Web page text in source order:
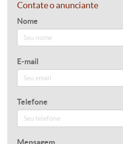
Contate o anunciante
Nome
E-mail
Telefone
Mensagem